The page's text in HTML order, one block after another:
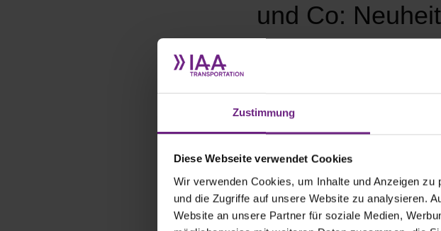
Zustimmung
Diese Webseite verwendet Cookies
Wir verwenden Cookies, um Inhalte und Anzeigen
und die Zugriffe auf unsere Website zu analysieren.
Website an unsere Partner für soziale Medien,
und Co: